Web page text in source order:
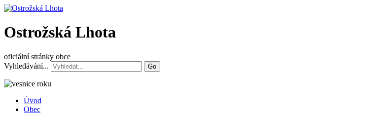
Ostrožská Lhota
oficiální stránky obce
Vyhledávání...
Go
Úvod
Obec